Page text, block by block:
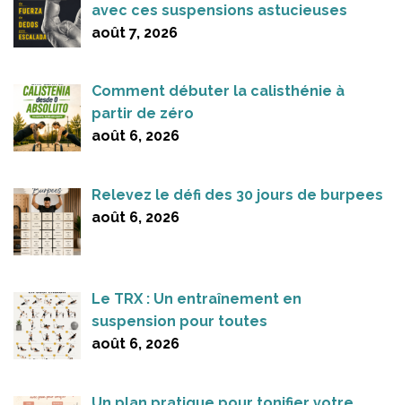
avec ces suspensions astucieuses
août 7, 2026
Comment débuter la calisthénie à
partir de zéro
août 6, 2026
Relevez le défi des 30 jours de burpees
août 6, 2026
Le TRX : Un entraînement en
suspension pour toutes
août 6, 2026